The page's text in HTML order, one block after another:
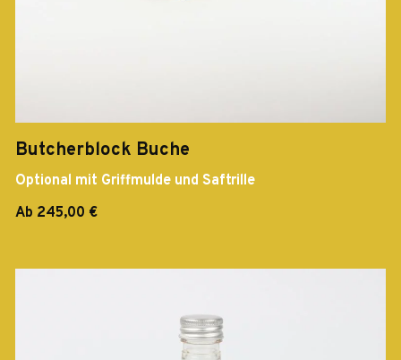
Butcherblock Buche
Optional mit Griffmulde und Saftrille
Ab 245,00 €